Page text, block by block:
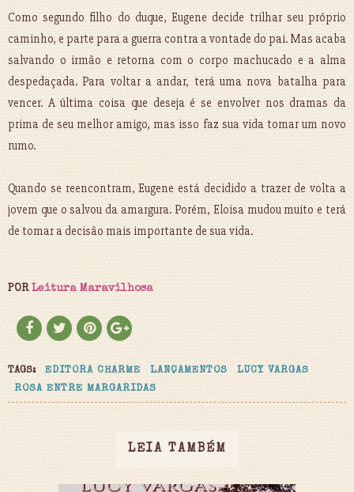
Como segundo filho do duque, Eugene decide trilhar seu próprio
caminho, e parte para a guerra contra a vontade do pai. Mas acaba
salvando o irmão e retorna com o corpo machucado e a alma
despedaçada. Para voltar a andar, terá uma nova batalha para
vencer. A última coisa que deseja é se envolver nos dramas da
prima de seu melhor amigo, mas isso faz sua vida tomar um novo
rumo.
Quando se reencontram, Eugene está decidido a trazer de volta a
jovem que o salvou da amargura. Porém, Eloisa mudou muito e terá
de tomar a decisão mais importante de sua vida.
PORLeitura Maravilhosa
TAGS: EDITORA CHARME LANÇAMENTOS
LUCY VARGAS
ROSA ENTRE MARGARIDAS
LEIA TAMBÉM